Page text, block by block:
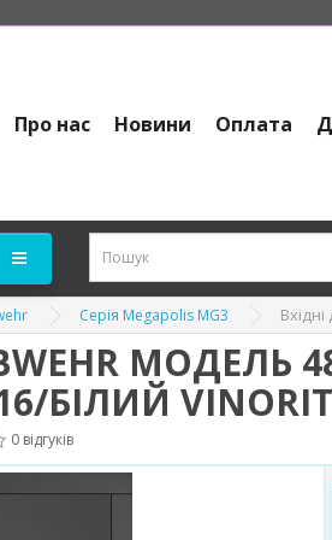
Про нас Новини Оплата
Серія Megapolis MG3
МОДЕЛЬ
БІЛИЙ VINORIT
0 відгуків